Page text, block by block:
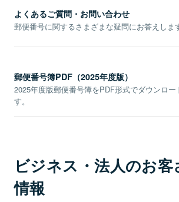
よくあるご質問・お問い合わせ
郵便番号に関するさまざまな疑問にお答えしま
郵便番号簿PDF（2025年度版）
2025年度版郵便番号簿をPDF形式でダウンロー
す。
ビジネス・法人のお客
情報